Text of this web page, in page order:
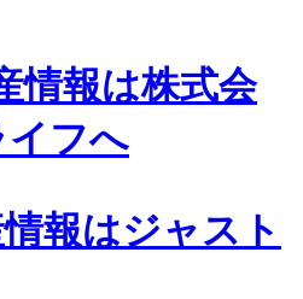
報はジャスト